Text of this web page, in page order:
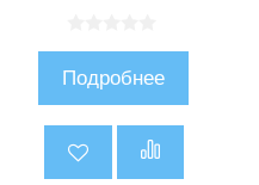
0
з
Подробнее